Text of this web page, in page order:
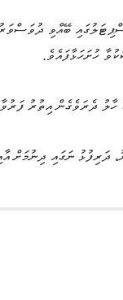
ބޭއްވި
ހުށަހަޅާފައެވެ.
ހާލު ދެރަވެގެން އިތުރު
ދަރިފުޅު ނަގައި